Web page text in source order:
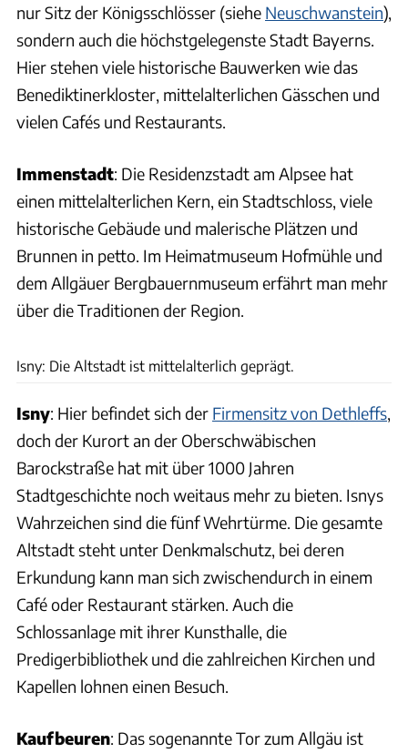
nur Sitz der Königsschlösser (siehe Neuschwanstein),
sondern auch die höchstgelegenste Stadt Bayerns.
Hier stehen viele historische Bauwerken wie das
Benediktinerkloster, mittelalterlichen Gässchen und
vielen Cafés und Restaurants.
Immenstadt: Die Residenzstadt am Alpsee hat
einen mittelalterlichen Kern, ein Stadtschloss, viele
historische Gebäude und malerische Plätzen und
Brunnen in petto. Im Heimatmuseum Hofmühle und
dem Allgäuer Bergbauernmuseum erfährt man mehr
über die Traditionen der Region.
Isny: Die Altstadt ist mittelalterlich geprägt.
Isny: Hier befindet sich der Firmensitz von Dethleffs
doch der Kurort an der Oberschwäbischen
Barockstraße hat mit über 1000 Jahren
Stadtgeschichte noch weitaus mehr zu bieten. Isnys
Wahrzeichen sind die fünf Wehrtürme. Die gesamte
Altstadt steht unter Denkmalschutz, bei deren
Erkundung kann man sich zwischendurch in einem
Café oder Restaurant stärken. Auch die
Schlossanlage mit ihrer Kunsthalle, die
Predigerbibliothek und die zahlreichen Kirchen und
Kapellen lohnen einen Besuch.
Kaufbeuren: Das sogenannte Tor zum Allgäu ist